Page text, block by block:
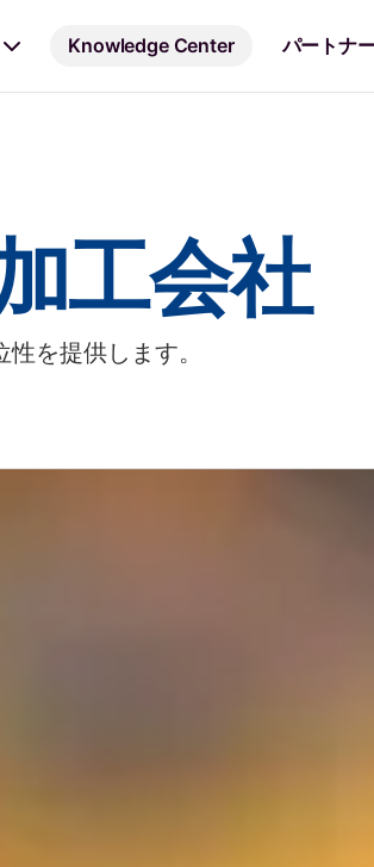
Knowledge Center パートナ
工会社
を提供します。